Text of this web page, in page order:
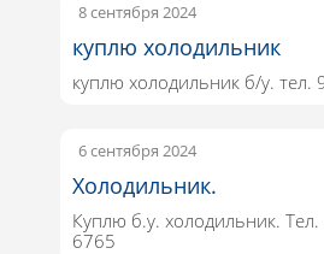
8 сентября 2024
куплю холодильник
куплю холодильник б/у. тел.
6 сентября 2024
Холодильник.
Куплю б.у. холодильник.
6765